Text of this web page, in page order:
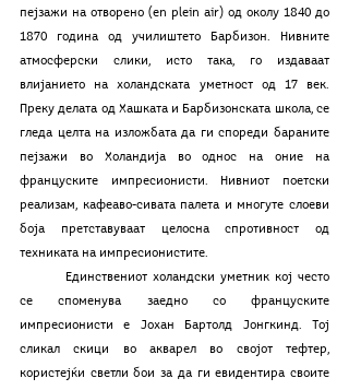
пејзажи на отворено (en plein air) од околу 1840 до
1870 година од училиштето Барбизон. Нивните
атмосферски слики, исто така, го издаваат
влијанието на холандската уметност од 17 век.
Преку делата од Хашката и Барбизонската школа, се
гледа целта на изложбата да ги спореди бараните
пејзажи во Холандија во однос на оние на
француските импресионисти. Нивниот поетски
реализам, кафеаво-сивата палета и многуте слоеви
боја претставуваат целосна спротивност од
техниката на импресионистите.
се споменува заедно со француските
импресионисти е Јохан Бартолд Јонгкинд. Тој
сликал скици во акварел во својот тефтер,
користејќи светли бои за да ги евидентира своите